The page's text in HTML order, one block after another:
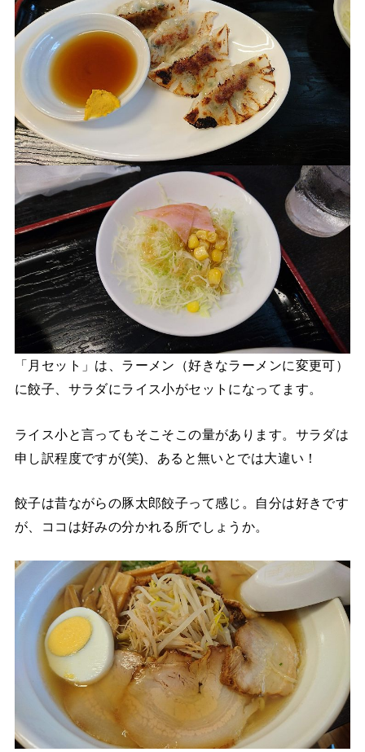
「月セット」は、ラーメン（好きなラーメンに変更可）
に餃子、サラダにライス小がセットになってます。
ライス小と言ってもそこそこの量があります。サラダは
申し訳程度ですが(笑)、あると無いとでは大違い！
餃子は昔ながらの豚太郎餃子って感じ。自分は好きです
が、ココは好みの分かれる所でしょうか。